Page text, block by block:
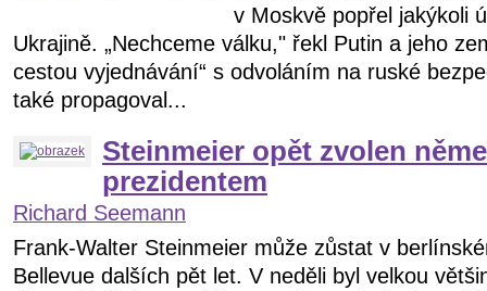
v Moskvě popřel jakýkoli
Ukrajině. „Nechceme válku," řekl Putin a jeho
cestou vyjednávání“ s odvoláním na ruské
také propagoval...
Steinmeier opět zvolen
prezidentem
Richard Seemann
Frank-Walter Steinmeier může zůstat v
Bellevue dalších pět let. V neděli byl velkou